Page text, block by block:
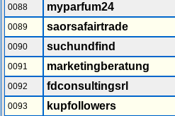
0088
myparfum24
0089
saorsafairtrade
0090
suchundfind
0091
marketingberatung
0092
fdconsultingsrl
0093
kupfollowers